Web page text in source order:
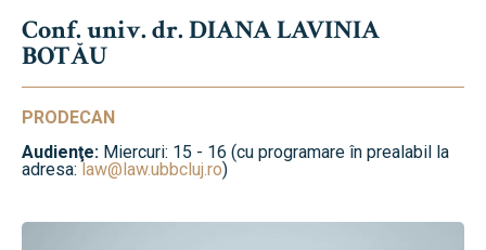
Conf. univ. dr. DIANA LAVINIA
BOTĂU
PRODECAN
Audienţe: Miercuri: 15 - 16 (cu programare în prealabil la
adresa: law@law.ubbcluj.ro)